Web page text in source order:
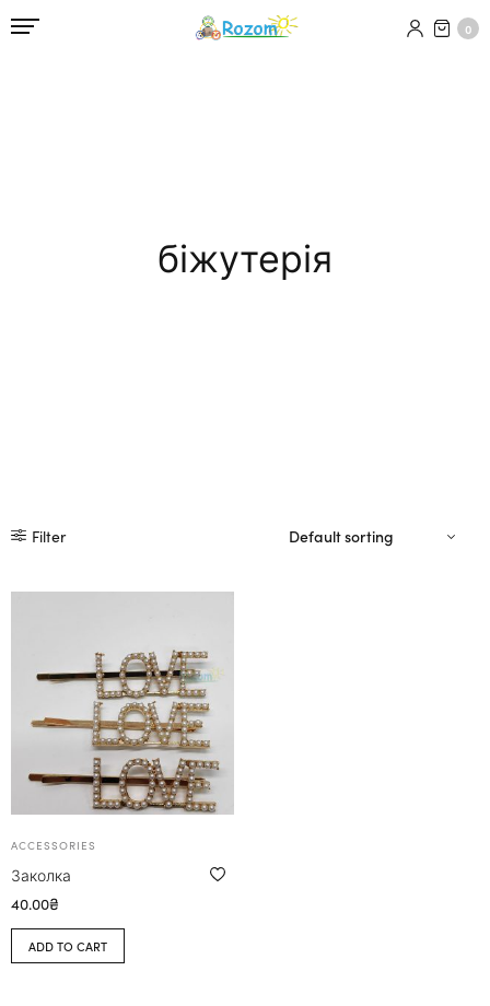
0
біжутерія
Filter
ACCESSORIES
Заколка
40.00₴
ADD TO CART